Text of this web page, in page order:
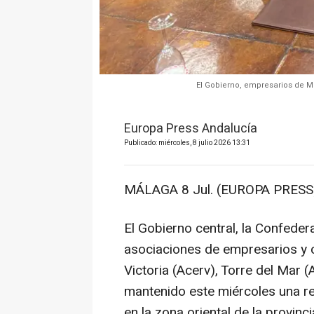
El Gobierno, empresarios de
Europa Press Andalucía
Publicado: miércoles, 8 julio 2026 13:31
MÁLAGA 8 Jul. (EUROPA
El Gobierno central, la
asociaciones de empresarios y
Victoria (Acerv), Torre del Mar
mantenido este miércoles una